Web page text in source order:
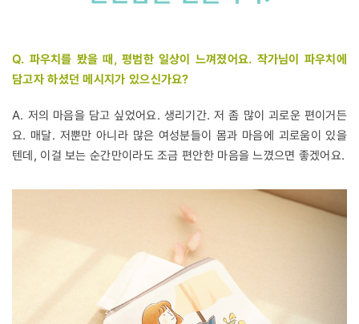
Q. 파우치를 봤을 때, 평범한 일상이 느껴졌어요. 작가님이 파우치에
담고자 하셨던 메시지가 있으신가요?
A. 저의 마음을 담고 싶었어요. 생리기간. 저 좀 많이 괴로운 편이거든
요. 매달. 저뿐만 아니라 많은 여성분들이 몸과 마음에 괴로움이 있을
텐데, 이걸 보는 순간만이라도 조금 편안한 마음을 느꼈으면 좋겠어요.